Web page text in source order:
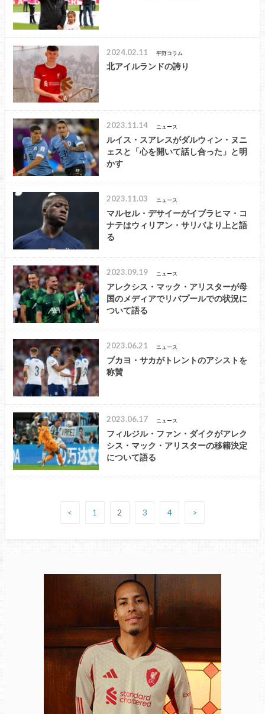
2024.02.11 平野コラム
北アイルランドの誇り
2023.11.14 ニュース
ルイス・スアレスがダルウィン・ヌニ
ェスと「心を開いて話し合った」と明
かす
2023.11.03 ニュース
マルセル・デサイーがイブラヒマ・コ
ナテはウィリアン・サリバより上と語
る
2023.09.19 ニュース
アレクシス・マック・アリスターが母
国のメディアでリバプールでの状況に
ついて語る
2023.06.21 ニュース
ブカヨ・サカがトレントのアシストを
称賛
2023.06.17 ニュース
フィルジル・ファン・ダイクがアレク
シス・マック・アリスターの移籍決定
について語る
< 1 2 3 4 >